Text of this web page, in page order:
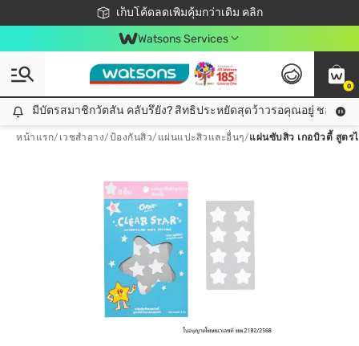
เก็บโค้ดลดเพิ่มคุ้มกว่าเดิม คลิก
ชอปออนไลน์ครั้งแรก ลดเพิ่มจุก ๆ 10%! 🎉
📦ส่งฟรี! เมื่อชอป 499฿
สมาชิกวัตสัน คลับดียังไง?
Watsons Services
0
มีบัตรสมาชิกวัตสัน คลับรึยัง? สิทธิประหยัดสุดว้าวรอคุณอยู่ ชอปคุ้มกว่าเดิม คลิก!
มีบัตรสมาชิกวัตสัน คลับรึยัง? สิทธิประหยัดสุดว้าวรอคุณอยู่ ชอปคุ้มก
หน้าแรก/ เวชสำอาง/ป้องกันสิว/ แผ่นแปะสิวและอื่นๆ/แผ่นซับสิว เกอบิวตี้ สูตร